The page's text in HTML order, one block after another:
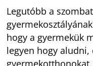
Legutóbb a
hogy a gyermekük
legyen hogy